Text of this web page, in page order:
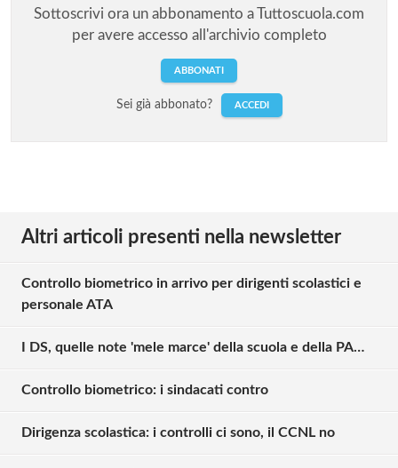
Sottoscrivi ora un abbonamento a Tuttoscuola.com
per avere accesso all'archivio completo
ABBONATI
Sei già abbonato? ACCEDI
Altri articoli presenti nella newsletter
Controllo biometrico in arrivo per dirigenti scolastici e
personale ATA
I DS, quelle note 'mele marce' della scuola e della PA…
Controllo biometrico: i sindacati contro
Dirigenza scolastica: i controlli ci sono, il CCNL no